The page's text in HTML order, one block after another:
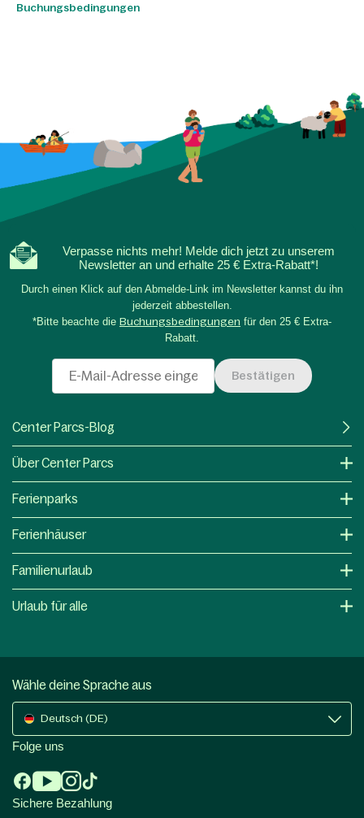
Buchungsbedingungen
Verpasse nichts mehr! Melde dich jetzt zu unserem
Newsletter an und erhalte 25 € Extra-Rabatt*!
Durch einen Klick auf den Abmelde-Link im Newsletter kannst du ihn
jederzeit abbestellen.
*Bitte beachte die Buchungsbedingungen für den 25 € Extra-
Rabatt.
Bestätigen
Center Parcs-Blog
Über Center Parcs
Ferienparks
Ferienhäuser
Familienurlaub
Urlaub für alle
Wähle deine Sprache aus
Deutsch (DE)
Folge uns
Sichere Bezahlung